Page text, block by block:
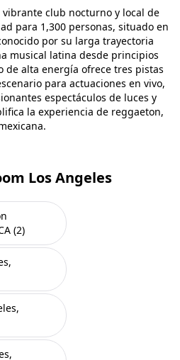
vibrante club nocturno y local de
para 1,300 personas, situado en
por su larga trayectoria
musical latina desde principios
de alta energía ofrece tres pistas
para actuaciones en vivo,
espectáculos de luces y
la experiencia de reggaeton,
Los Angeles
(2)